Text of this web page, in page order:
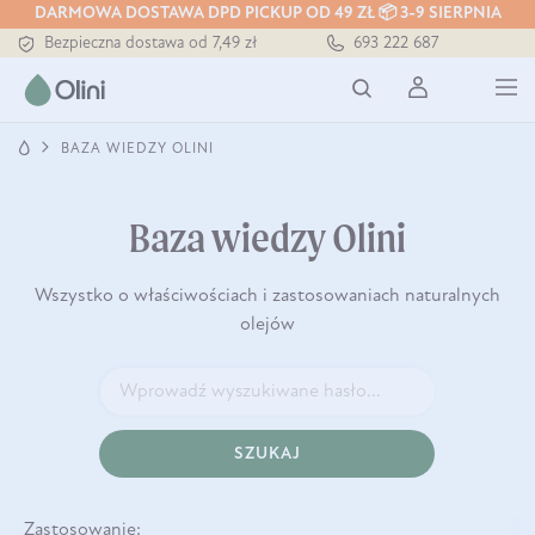
DARMOWA DOSTAWA DPD PICKUP OD 49 ZŁ 📦 3-9 SIERPNIA
Bezpieczna dostawa od 7,49 zł
Darmowa dostawa od 199 zł
693 222 687
BAZA WIEDZY OLINI
Baza wiedzy Olini
Wszystko o właściwościach i zastosowaniach naturalnych
olejów
SZUKAJ
Zastosowanie: